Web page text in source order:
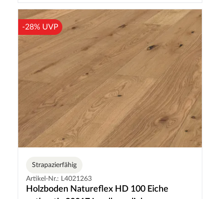
-28% UVP
Strapazierfähig
Artikel-Nr.: L4021263
Holzboden Natureflex HD 100 Eiche